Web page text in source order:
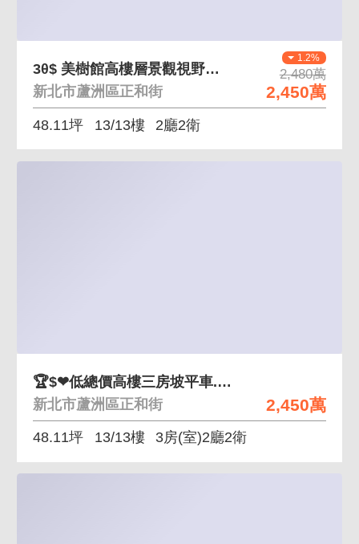
1.2%
2,480萬
2,450萬
3θ$ 美樹館高樓層景觀視野坡平車位=
新北市蘆洲區正和街
48.11坪 13/13樓 2廳2衛
2,450萬
🏆$❤低總價高樓三房坡平車.蘆洲美術館.
新北市蘆洲區正和街
48.11坪 13/13樓 3房(室)2廳2衛